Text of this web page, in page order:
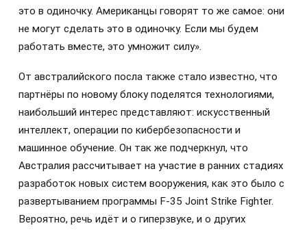
это в одиночку. Американцы говорят то же самое: они
не могут сделать это в одиночку. Если мы будем
работать вместе, это умножит силу».
От австралийского посла также стало известно, что
партнёры по новому блоку поделятся технологиями,
наибольший интерес представляют: искусственный
интеллект, операции по кибербезопасности и
машинное обучение. Он так же подчеркнул, что
Австралия рассчитывает на участие в ранних стадиях
разработок новых систем вооружения, как это было с
развертыванием программы F-35 Joint Strike Fighter.
Вероятно, речь идёт и о гиперзвуке, и о других